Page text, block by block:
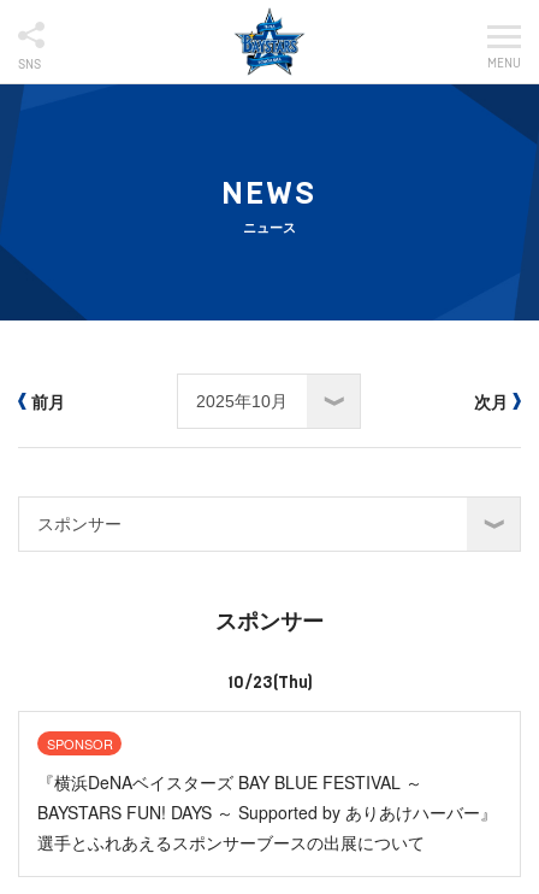
SNS MENU
NEWS
ニュース
前月 次月
スポンサー
10/23(Thu)
SPONSOR
『横浜DeNAベイスターズ BAY BLUE FESTIVAL ～
BAYSTARS FUN! DAYS ～ Supported by ありあけハーバー』
選手とふれあえるスポンサーブースの出展について